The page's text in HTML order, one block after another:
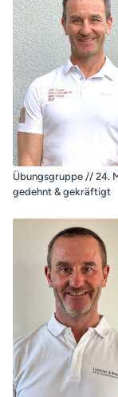
Übungsgruppe // 24.
gedehnt & gekräftigt